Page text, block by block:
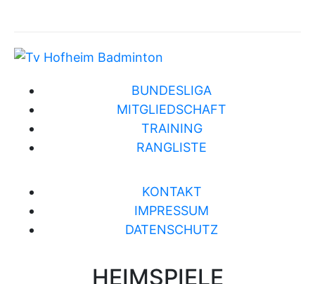
BUNDESLIGA
MITGLIEDSCHAFT
TRAINING
RANGLISTE
KONTAKT
IMPRESSUM
DATENSCHUTZ
HEIMSPIELE